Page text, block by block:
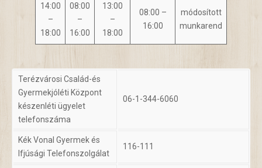
14:00
–
18:00
08:00
–
16:00
13:00
–
18:00
08:00 –
16:00
módosított
munkarend
Terézvárosi Család-és
Gyermekjóléti Központ
készenléti ügyelet
telefonszáma
06-1-344-6060
Kék Vonal Gyermek és
Ifjúsági Telefonszolgálat
116-111